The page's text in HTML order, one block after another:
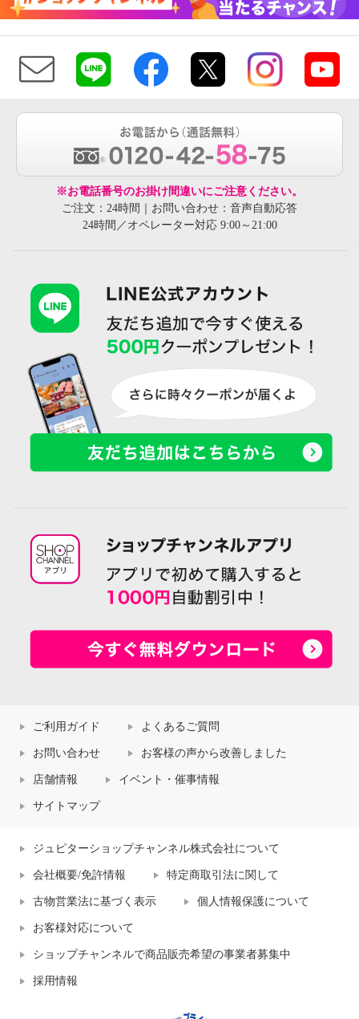
※お電話番号のお掛け間違いにご注意ください。
ご注文：24時間｜お問い合わせ：音声自動応答
24時間／オペレーター対応 9:00～21:00
ご利用ガイド よくあるご質問
お問い合わせ お客様の声から改善しました
店舗情報 イベント・催事情報
サイトマップ
ジュピターショップチャンネル株式会社について
会社概要/免許情報 特定商取引法に関して
古物営業法に基づく表示 個人情報保護について
お客様対応について
ショップチャンネルで商品販売希望の事業者募集中
採用情報